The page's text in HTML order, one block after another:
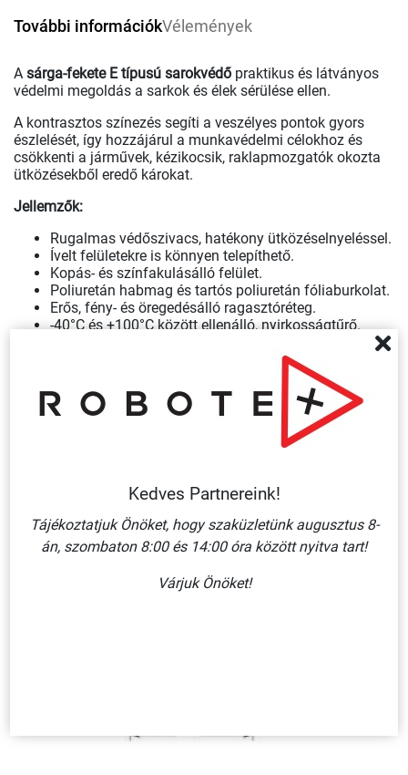
További információkVélemények
A sárga-fekete E típusú sarokvédő praktikus és látványos
védelmi megoldás a sarkok és élek sérülése ellen.
A kontrasztos színezés segíti a veszélyes pontok gyors
észlelését, így hozzájárul a munkavédelmi célokhoz és
csökkenti a járművek, kézikocsik, raklapmozgatók okozta
ütközésekből eredő károkat.
Jellemzők:
Rugalmas védőszivacs, hatékony ütközéselnyeléssel.
Ívelt felületekre is könnyen telepíthető.
Kopás- és színfakulásálló felület.
Poliuretán habmag és tartós poliuretán fóliaburkolat.
Erős, fény- és öregedésálló ragasztóréteg.
-40°C és +100°C között ellenálló, nyirkosságtűrő.
Telepítése:
Könnyen telepíthető megtisztított, zsírtalanított felületekre.
Speciális helyek esetén, például beton, speciálisan ennek a
Tekintse meg teljesélvédőéssarokvédőtermék
Nagyobb mennyiségi esetén kérjen árajánlatot!
Kapcsolódó termékek
Kedves Partnereink!
Tájékoztatjuk Önöket, hogy szaküzletünk augusztus 8-
án, szombaton 8:00 és 14:00 óra között nyitva tart!
Várjuk Önöket!